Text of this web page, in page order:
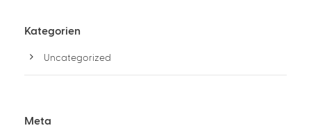
Kategorien
Uncategorized
Meta